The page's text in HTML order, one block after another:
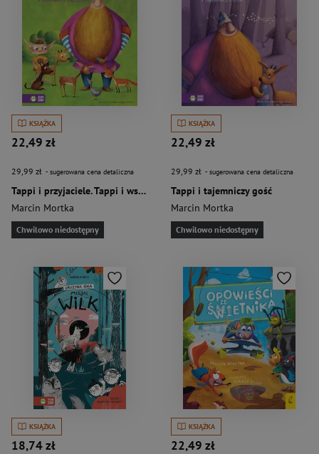
KSIĄŻKA
22,49 zł
29,99 zł - sugerowana cena detaliczna
Tappi i przyjaciele. Tappi i wspaniała przyjaźń
Marcin Mortka
Chwilowo niedostępny
KSIĄŻKA
22,49 zł
29,99 zł - sugerowana cena detaliczna
Tappi i tajemniczy gość
Marcin Mortka
Chwilowo niedostępny
KSIĄŻKA
18,74 zł
KSIĄŻKA
22,49 zł